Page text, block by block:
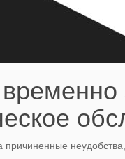
причиненные